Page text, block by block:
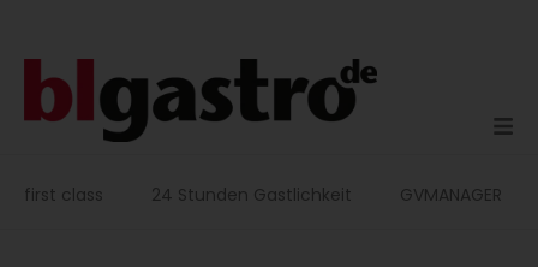
first class 24 Stunden Gastlichkeit GVMANAGER